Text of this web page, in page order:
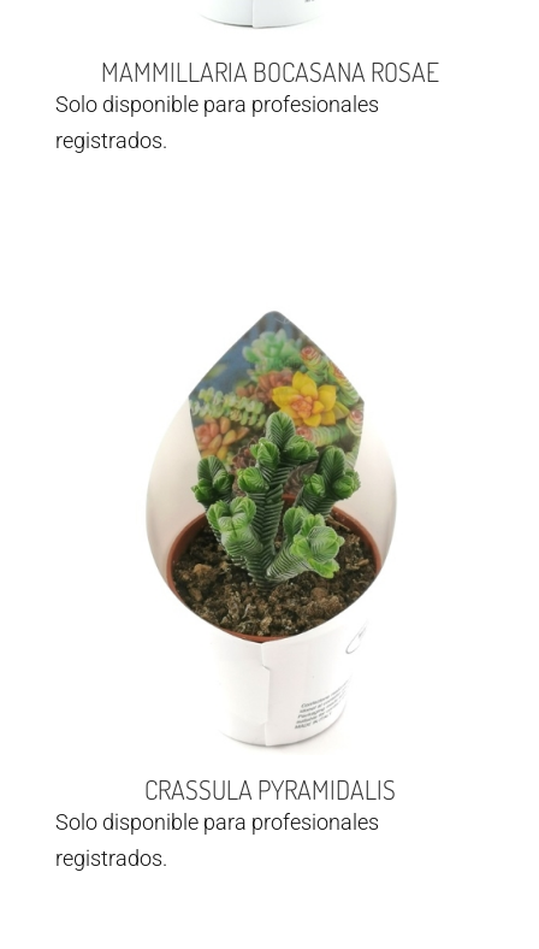
MAMMILLARIA BOCASANA ROSAE
Solo disponible para profesionales
registrados.
CRASSULA PYRAMIDALIS
Solo disponible para profesionales
registrados.